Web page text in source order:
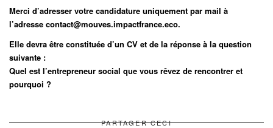
Merci d’adresser votre candidature uniquement par mail à
l’adresse contact@mouves.impactfrance.eco.
Elle devra être constituée d’un CV et de la réponse à la question
suivante :
Quel est l’entrepreneur social que vous rêvez de rencontrer et
pourquoi ?
PARTAGER CECI